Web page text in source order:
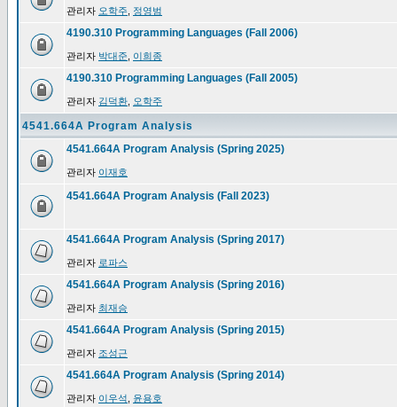
관리자 오학주 정영범
4190.310 Programming Languages (Fall 2006)
관리자 박대준 이희종
4190.310 Programming Languages (Fall 2005)
관리자 김덕환 오학주
4541.664A Program Analysis
4541.664A Program Analysis (Spring 2025)
관리자 이재호
4541.664A Program Analysis (Fall 2023)
4541.664A Program Analysis (Spring 2017)
관리자 로파스
4541.664A Program Analysis (Spring 2016)
관리자 최재승
4541.664A Program Analysis (Spring 2015)
관리자 조성근
4541.664A Program Analysis (Spring 2014)
관리자 이우석 윤용호